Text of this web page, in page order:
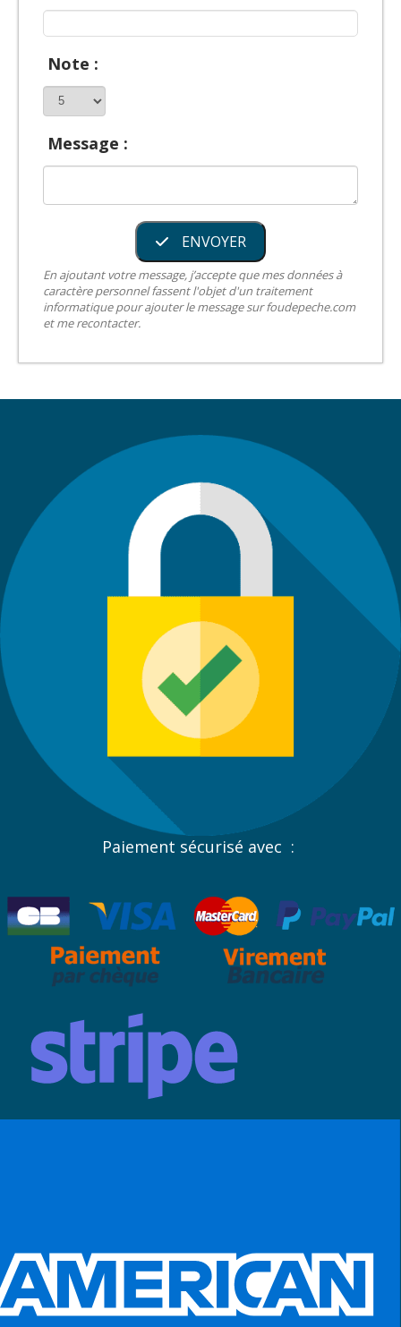
Note :
Message :
ENVOYER
En ajoutant votre message, j’accepte que mes données à
caractère personnel fassent l'objet d'un traitement
informatique pour ajouter le message sur foudepeche.com
et me recontacter.
Paiement sécurisé avec :